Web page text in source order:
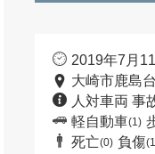
2019年7月
大崎市鹿島
人対車両 事
軽自動車(1)
死亡(0) 負傷